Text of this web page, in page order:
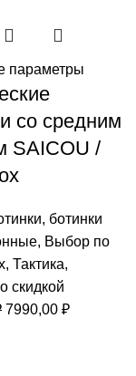
параметры
со средним
SAICOU /
, ботинки
, Выбор по
, Тактика,
скидкой
Первоначальная
7990,00 ₽Текущая